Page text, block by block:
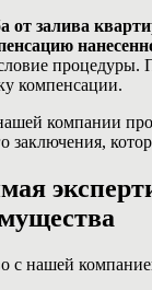
от залива
компенсации.
компании
заключения,
с нашей